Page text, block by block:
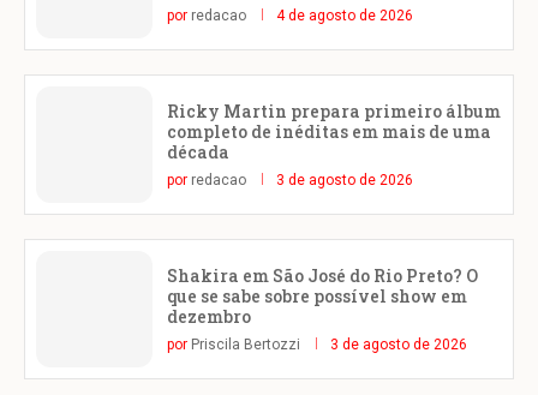
por redacao 4 de agosto de 2026
Ricky Martin prepara primeiro álbum
completo de inéditas em mais de uma
década
por redacao 3 de agosto de 2026
Shakira em São José do Rio Preto? O
que se sabe sobre possível show em
dezembro
por Priscila Bertozzi 3 de agosto de 2026